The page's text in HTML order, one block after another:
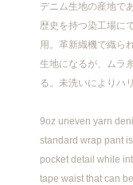
デニム生地の産地で
歴史を持つ染工場に
用。革新織機で織ら
生地になるが、ムラ
る。未洗いによりハ
9oz uneven yarn
standard wrap pant
pocket detail while
tape waist that can